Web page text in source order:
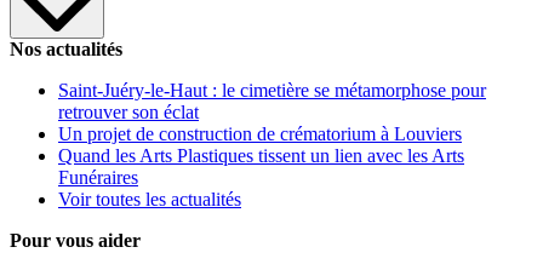
Nos actualités
Saint-Juéry-le-Haut : le cimetière se métamorphose pour
retrouver son éclat
Un projet de construction de crématorium à Louviers
Quand les Arts Plastiques tissent un lien avec les Arts
Funéraires
Voir toutes les actualités
Pour vous aider